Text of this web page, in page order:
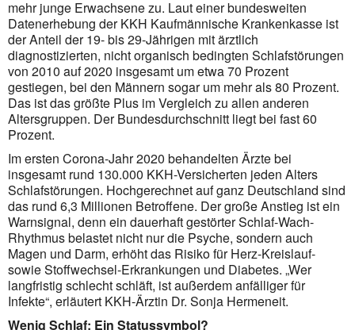
mehr junge Erwachsene zu. Laut einer bundesweiten
Datenerhebung der KKH Kaufmännische Krankenkasse ist
der Anteil der 19- bis 29-Jährigen mit ärztlich
diagnostizierten, nicht organisch bedingten Schlafstörungen
von 2010 auf 2020 insgesamt um etwa 70 Prozent
gestiegen, bei den Männern sogar um mehr als 80 Prozent.
Das ist das größte Plus im Vergleich zu allen anderen
Altersgruppen. Der Bundesdurchschnitt liegt bei fast 60
Prozent.
Im ersten Corona-Jahr 2020 behandelten Ärzte bei
insgesamt rund 130.000 KKH-Versicherten jeden Alters
Schlafstörungen. Hochgerechnet auf ganz Deutschland sind
das rund 6,3 Millionen Betroffene. Der große Anstieg ist ein
Warnsignal, denn ein dauerhaft gestörter Schlaf-Wach-
Rhythmus belastet nicht nur die Psyche, sondern auch
Magen und Darm, erhöht das Risiko für Herz-Kreislauf-
sowie Stoffwechsel-Erkran­kungen und Diabetes. „Wer
langfristig schlecht schläft, ist außerdem anfälliger für
Infekte“, erläutert KKH-Ärztin Dr. Sonja Hermeneit.
Wenig Schlaf: Ein Statussymbol?